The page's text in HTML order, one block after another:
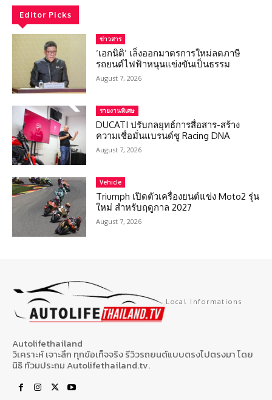
Editor Picks
ข่าวสาร
‘เอกนิติ’ เล็งออกมาตรการใหม่ลดภาษี
รถยนต์ไฟฟ้าหนุนแข่งขันเป็นธรรม
August 7, 2026
รายงานพิเศษ
DUCATI ปรับกลยุทธ์การสื่อสาร-สร้าง
ความเชื่อมั่นแบรนด์ชู Racing DNA
August 7, 2026
Vehicle
Triumph เปิดตัวเครื่องยนต์แข่ง Moto2 รุ่น
ใหม่ สำหรับฤดูกาล 2027
August 7, 2026
Local Informations
Autolifethailand
วิเคราะห์ เจาะลึก ทุกข้อเท็จจริง รีวิวรถยนต์แบบตรงไปตรงมา โดย
นิธิ ท้วมประถม Autolifethailand.tv.